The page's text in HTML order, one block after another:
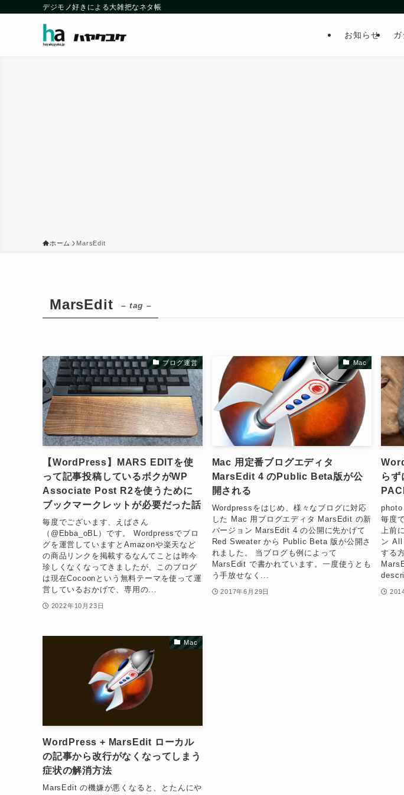
デジモノ好きによる大雑把なネタ帳
お知らせ
ホーム MarsEdit
MarsEdit – tag –
ブログ運営
【WordPress】MARS EDITを使
って記事投稿しているボクがWP
Associate Post R2を使うために
ブックマークレットが必要だった話
毎度でございます、えばさん
（@Ebba_oBL）です。 Wordpressでブロ
グを運営していますとAmazonや楽天など
の商品リンクを掲載するなんてことは昨今
珍しくなくなってきましたが、このブログ
は現在Cocoonという無料テーマを使って運
営しているおかげで、専用の...
2022年10月23日
Mac
Mac 用定番ブログエディタ
MarsEdit 4 のPublic Beta版が公
開される
Wordpressをはじめ、様々なブログに対応
した Mac 用ブログエディタ MarsEdit の新
バージョン MarsEdit 4 の公開に先かげて
Red Sweater から Public Beta 版が公開さ
れました。 当ブログも例によって
MarsEdit で書かれています。一度使うとも
う手放せなく...
2017年6月29日
ら
毎度
上前
ン All
する
Mac
WordPress + MarsEdit ローカル
の記事から改行がなくなってしまう
症状の解消方法
MarsEdit の機嫌が悪くなると、とたんにや